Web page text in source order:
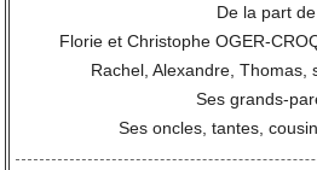
De la part
Florie et Christophe OGER-
Rachel, Alexandre,
Ses grands-
Ses oncles, tantes,